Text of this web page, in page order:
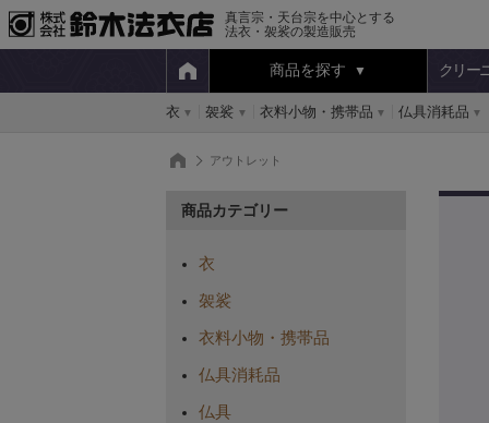
真言宗・天台宗を中心とする
法衣・袈裟の製造販売
商品を探す クリー
衣 袈裟 衣料小物・携帯品 仏具消耗品
アウトレット
商品カテゴリー
衣
袈裟
衣料小物・携帯品
仏具消耗品
仏具